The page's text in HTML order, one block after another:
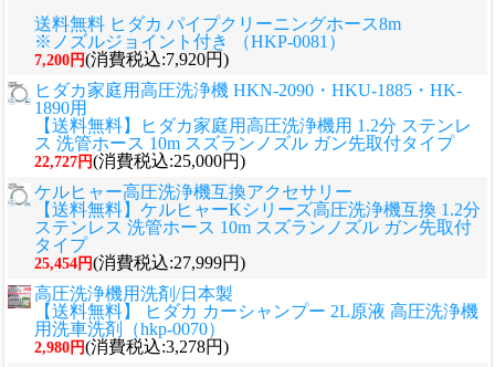
送料無料 ヒダカ パイプクリーニングホース8m
※ノズルジョイント付き （HKP-0081）
7,200円(消費税込:7,920円)
ヒダカ家庭用高圧洗浄機 HKN-2090・HKU-1885・HK-
1890用
【送料無料】ヒダカ家庭用高圧洗浄機用 1.2分 ステンレ
ス 洗管ホース 10m スズランノズル ガン先取付タイプ
22,727円(消費税込:25,000円)
ケルヒャー高圧洗浄機互換アクセサリー
【送料無料】ケルヒャーKシリーズ高圧洗浄機互換 1.2分
ステンレス 洗管ホース 10m スズランノズル ガン先取付
タイプ
25,454円(消費税込:27,999円)
高圧洗浄機用洗剤/日本製
【送料無料】 ヒダカ カーシャンプー 2L原液 高圧洗浄機
用洗車洗剤（hkp-0070）
2,980円(消費税込:3,278円)